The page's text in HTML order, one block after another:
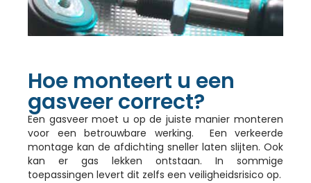
Hoe monteert u een
gasveer correct?
Een gasveer moet u op de juiste manier monteren
voor een betrouwbare werking. Een verkeerde
montage kan de afdichting sneller laten slijten. Ook
kan er gas lekken ontstaan. In sommige
toepassingen levert dit zelfs een veiligheidsrisico op.